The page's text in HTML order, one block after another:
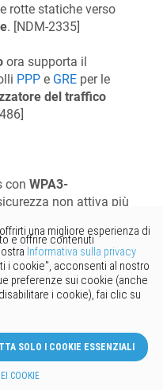
rotte statiche verso
. [NDM-2335]
ora supporta il
PPP e GRE per le
del traffico
]
con WPA3-
non attiva più
è stata corretta per
Guest di
nodi Extender.
timer che si
[SYS-920]